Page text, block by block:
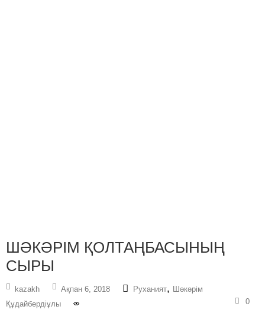
ШӘКӘРІМ ҚОЛТАҢБАСЫНЫҢ
СЫРЫ
kazakh Ақпан 6, 2018 Руханият, Шәкәрім
Құдайбердіұлы
0